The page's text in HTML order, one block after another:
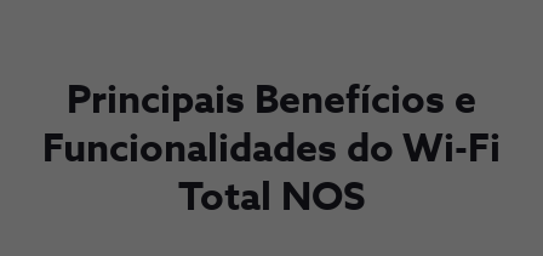
Principais Benefícios e
Funcionalidades do Wi-Fi
Total NOS